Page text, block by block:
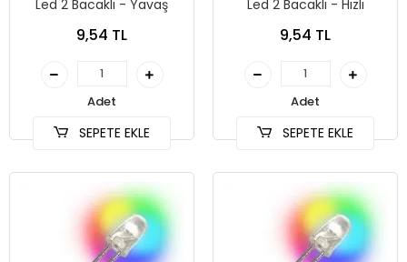
Led 2 Bacaklı - Yavaş
9,54 TL
Adet
SEPETE EKLE
Led 2 Bacaklı - Hızlı
9,54 TL
Adet
SEPETE EKLE